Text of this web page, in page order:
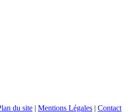
du site | Mentions Légales | Contact